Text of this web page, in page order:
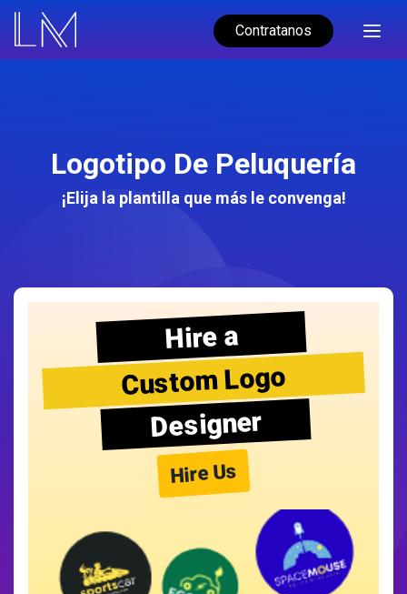
Contratanos
Logotipo De Peluquería
¡Elija la plantilla que más le convenga!
Hire a
Custom Logo
Designer
Hire Us